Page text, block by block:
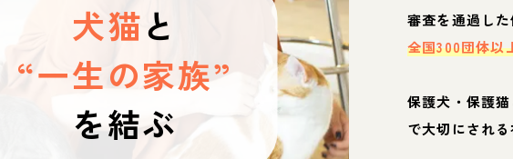
犬猫と
“一生の家族”
を結ぶ
審査を通過し
全国300団体以
保護犬・保護
で大切にされる